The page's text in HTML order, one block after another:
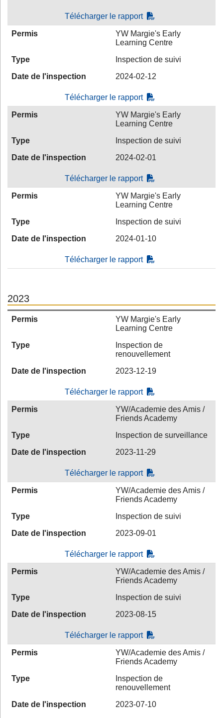
Télécharger le rapport
Permis
YW Margie's Early
Learning Centre
Type
Inspection de suivi
Date de l'inspection
2024-02-12
Télécharger le rapport
Permis
YW Margie's Early
Learning Centre
Type
Inspection de suivi
Date de l'inspection
2024-02-01
Télécharger le rapport
Permis
YW Margie's Early
Learning Centre
Type
Inspection de suivi
Date de l'inspection
2024-01-10
Télécharger le rapport
2023
Permis
YW Margie's Early
Learning Centre
Type
Inspection de
renouvellement
Date de l'inspection
2023-12-19
Télécharger le rapport
Permis
YW/Academie des Amis /
Friends Academy
Type
Inspection de surveillance
Date de l'inspection
2023-11-29
Télécharger le rapport
Permis
YW/Academie des Amis /
Friends Academy
Type
Inspection de suivi
Date de l'inspection
2023-09-01
Télécharger le rapport
Permis
YW/Academie des Amis /
Friends Academy
Type
Inspection de suivi
Date de l'inspection
2023-08-15
Télécharger le rapport
Permis
YW/Academie des Amis /
Friends Academy
Type
Inspection de
renouvellement
Date de l'inspection
2023-07-10